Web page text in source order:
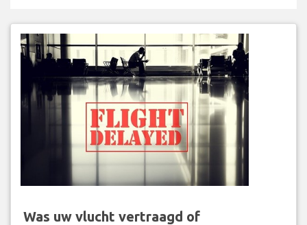
Was uw vlucht vertraagd of